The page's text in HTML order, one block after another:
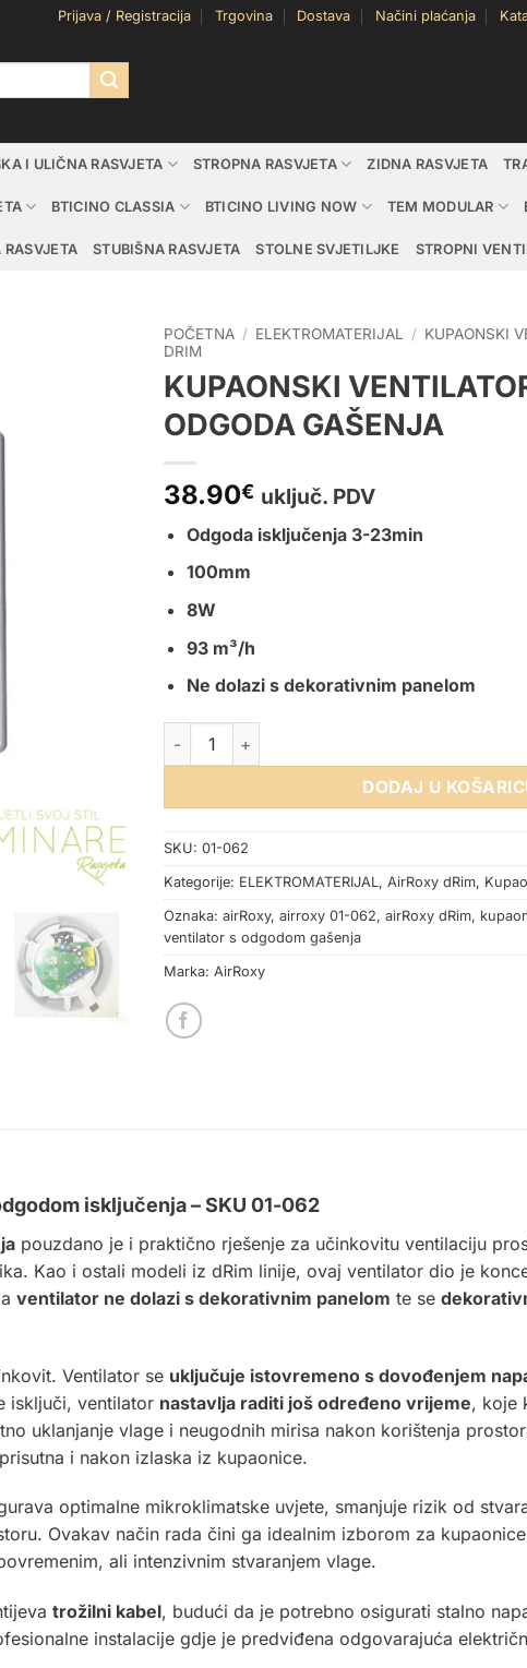
Prijava / Registracija Trgovina Dostava Načini plaćanja
I ULIČNA RASVJETA STROPNA RASVJETA ZIDNA RASVJETA
BTICINO CLASSIA BTICINO LIVING NOW TEM MODULAR
RASVJETA STUBIŠNA RASVJETA STOLNE SVJETILJKE STROPNI
POČETNA / ELEKTROMATERIJAL / KUPAONSKI
DRIM
KUPAONSKI
ODGODA GAŠENJA
38.90€ uključ. PDV
Odgoda isključenja 3-23min
100mm
8W
93 m³/h
Ne dolazi s dekorativnim panelom
KUPAONSKI VENTILATOR dRim 100mm
DODAJ U
SKU: 01-062
Kategorije: ELEKTROMATERIJAL , AirRoxy dRim,
Oznaka: airRoxy, airroxy 01-062, airRoxy dRim,
ventilator s odgodom gašenja
Marka: AirRoxy
isključenja – SKU 01-062
pouzdano je i praktično rješenje za učinkovitu ventilaciju
Kao i ostali modeli iz dRim linije, ovaj ventilator dio je
ventilator ne dolazi s dekorativnim panelom te se
Ventilator se uključuje istovremeno s dovođenjem
isključi, ventilator nastavlja raditi još određeno vrijeme, koje
uklanjanje vlage i neugodnih mirisa nakon korištenja
i nakon izlaska iz kupaonice.
optimalne mikroklimatske uvjete, smanjuje rizik od
Ovakav način rada čini ga idealnim izborom za
ali intenzivnim stvaranjem vlage.
trožilni kabel, budući da je potrebno osigurati stalno
instalacije gdje je predviđena odgovarajuća